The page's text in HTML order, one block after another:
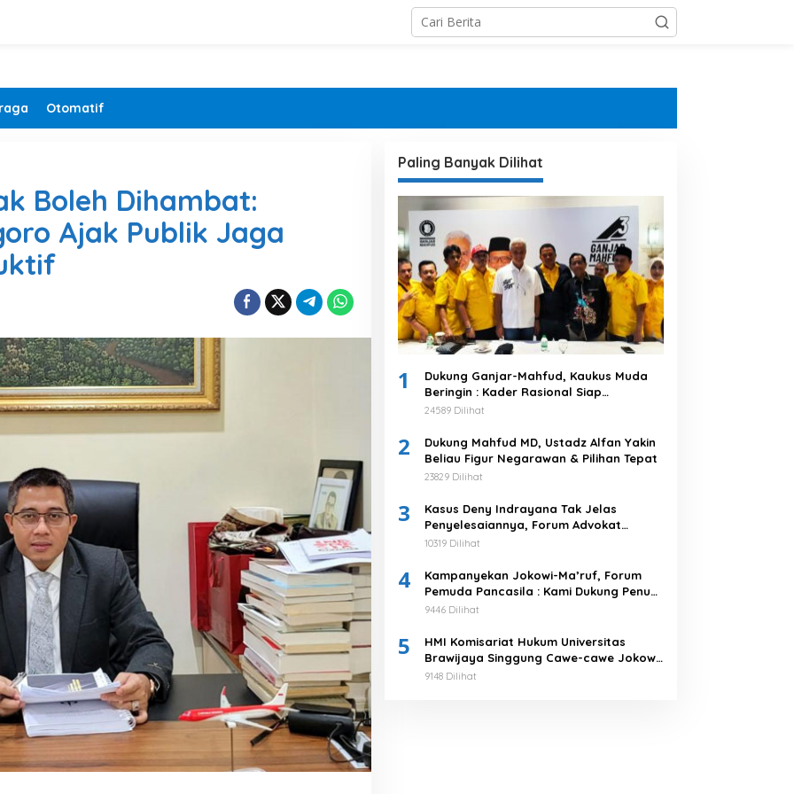
Otomatif
Boleh Dihambat:
Ajak Publik Jaga
Paling Banyak Dilihat
1
Dukung Ganjar-Mahfud, Kaukus Muda
Beringin : Kader Rasional Siap
Menangkan 03
24589 Dilihat
2
Dukung Mahfud MD, Ustadz Alfan Yakin
Beliau Figur Negarawan & Pilihan Tepat
23829 Dilihat
3
Kasus Deny Indrayana Tak Jelas
Penyelesaiannya, Forum Advokat
Pengawal Demokrasi : Ayo Segera
10319 Dilihat
4
Kampanyekan Jokowi-Ma’ruf, Forum
Pemuda Pancasila : Kami Dukung Penuh
Untuk Memimpin di 2019-2024
9446 Dilihat
5
HMI Komisariat Hukum Universitas
Brawijaya Singgung Cawe-cawe Jokowi,
Tegaskan 5 Poin Pernyataan Sikap
9148 Dilihat